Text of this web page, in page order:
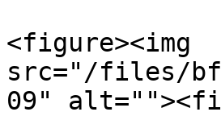
<figure><img
src="/files/
09"